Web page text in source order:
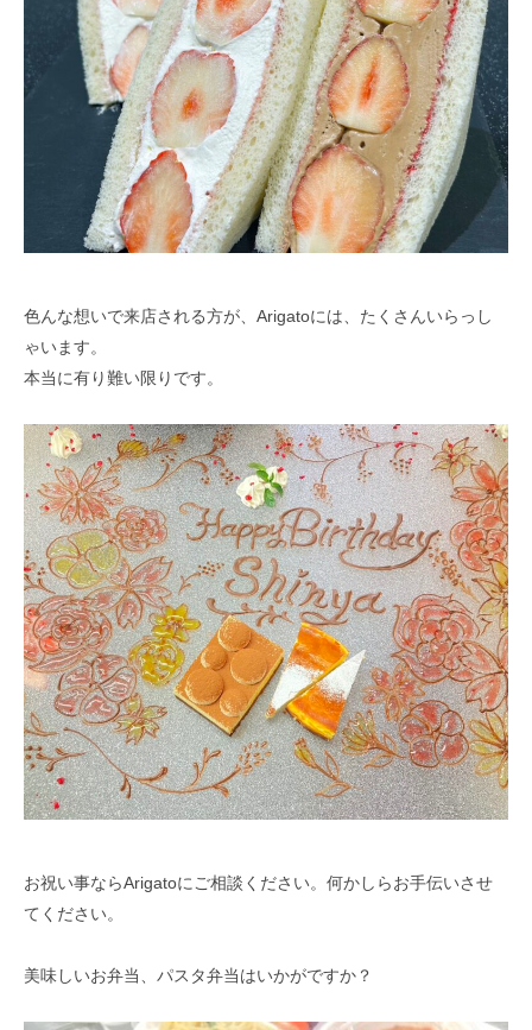
色んな想いで来店される方が、Arigatoには、たくさんいらっし
ゃいます。
本当に有り難い限りです。
お祝い事ならArigatoにご相談ください。何かしらお手伝いさせ
てください。
美味しいお弁当、パスタ弁当はいかがですか？